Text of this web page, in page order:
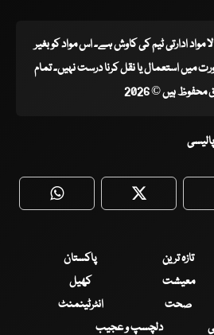
مواد ادارتی ٹیم کی کاوش ہے۔ اس مواد کو بغیر
استعمال یا نقل کرنا درست نہیں۔ تمام
ہیں © 2026
WhatsApp Twitter
تازہ ترین
پاکستان
معیشت
کھیل
صحت
انٹرٹینمنٹ
دلچسپ و عجیب